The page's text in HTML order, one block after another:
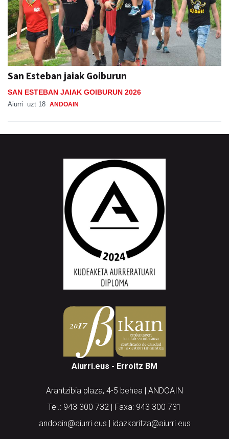
San Esteban jaiak Goiburun
SAN ESTEBAN JAIAK GOIBURUN 2026
Aiurri uzt 18 ANDOAIN
Aiurri.eus - Erroitz BM
Arantzibia plaza, 4-5 behea | ANDOAIN
Tel.: 943 300 732 | Faxa: 943 300 731
andoain@aiurri.eus | idazkaritza@aiurri.eus